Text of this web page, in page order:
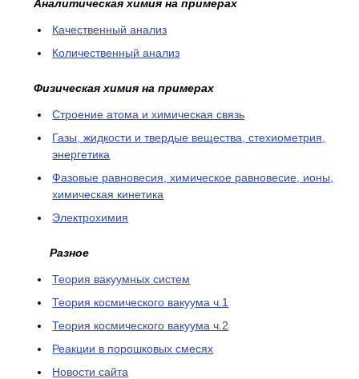
Аналитическая химия на примерах
Качественный анализ
Количественный анализ
Физическая химия на примерах
Cтроение атома и химическая связь
Газы, жидкости и твердые вещества, стехиометрия,
энергетика
Фазовые равновесия, химическое равновесие, ионы,
химическая кинетика
Электрохимия
Разное
Теория вакуумных систем
Теория космического вакуума ч.1
Теория космического вакуума ч.2
Реакции в порошковых смесях
Новости сайта